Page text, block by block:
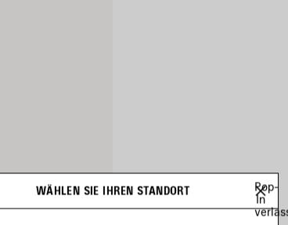
WÄHLEN SIE IHREN STANDORT
Pop-
In